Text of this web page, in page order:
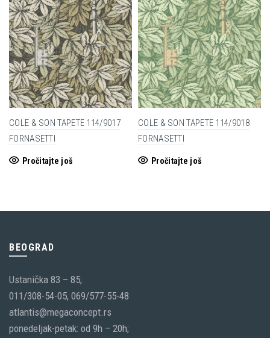
COLE & SON TAPETE 114/9017
FORNASETTI
Pročitajte još
COLE & SON TAPETE 114/9018
FORNASETTI
Pročitajte još
BEOGRAD
Ustanička 83 – 85;
011/308-54-05, 069/577-55-48
atlantis@megaconcept.rs
ponedeljak-petak: od 9h – 20h;